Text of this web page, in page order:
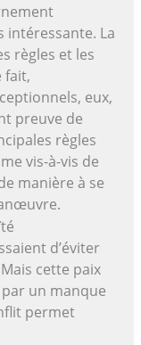
intéressante. La
règles et les
fait,
eux,
preuve de
règles
vis-à-vis de
manière à se
d’éviter
cette paix
un manque
permet